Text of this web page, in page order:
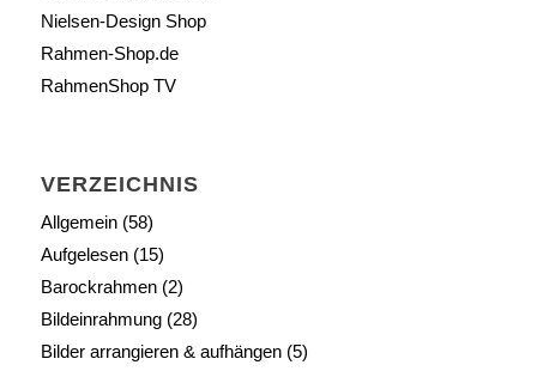
Nielsen-Design Shop
Rahmen-Shop.de
RahmenShop TV
VERZEICHNIS
Allgemein(58)
Aufgelesen(15)
Barockrahmen(2)
Bildeinrahmung(28)
Bilder arrangieren & aufhängen(5)